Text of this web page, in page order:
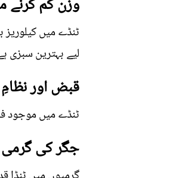
ٹنڈے میں کیلوریز
لیے بہترین سبزی
قبض اور نظامِ
ٹنڈے میں موجود
جگر کی گرمی